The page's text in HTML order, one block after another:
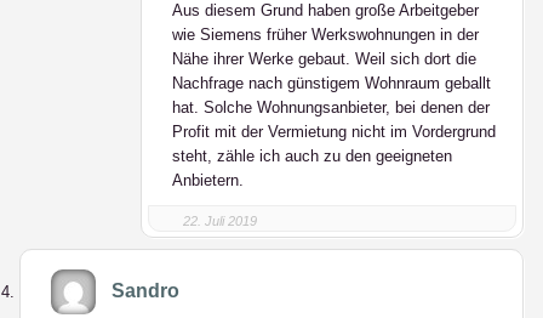
Aus diesem Grund haben große Arbeitgeber
wie Siemens früher Werkswohnungen in der
Nähe ihrer Werke gebaut. Weil sich dort die
Nachfrage nach günstigem Wohnraum geballt
hat. Solche Wohnungsanbieter, bei denen der
Profit mit der Vermietung nicht im Vordergrund
steht, zähle ich auch zu den geeigneten
Anbietern.
22. Juli 2019
Sandro